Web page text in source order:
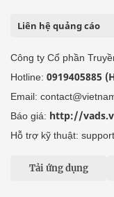
Liên hệ quảng cáo
Công ty Cổ phần
Hotline: 0919405885
Email:
Báo giá: http://
Hỗ trợ kỹ thuật:
Tải ứng dụng